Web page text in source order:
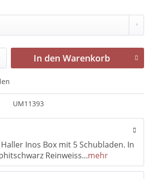
In den Warenkorb
UM11393
Inos Box mit 5 Schubladen. In
Reinweiss...mehr